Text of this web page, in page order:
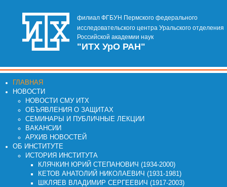
филиал ФГБУН Пермского федерального
исследовательского центра Уральского отделения
Российской академии наук
"ИТХ УрО РАН"
ГЛАВНАЯ
НОВОСТИ
НОВОСТИ СМУ ИТХ
ОБЪЯВЛЕНИЯ О ЗАЩИТАХ
СЕМИНАРЫ И ПУБЛИЧНЫЕ ЛЕКЦИИ
ВАКАНСИИ
АРХИВ НОВОСТЕЙ
ОБ ИНСТИТУТЕ
ИСТОРИЯ ИНСТИТУТА
КЛЯЧКИН ЮРИЙ СТЕПАНОВИЧ (1934-2000)
КЕТОВ АНАТОЛИЙ НИКОЛАЕВИЧ (1931-1981)
ШКЛЯЕВ ВЛАДИМИР СЕРГЕЕВИЧ (1917-2003)